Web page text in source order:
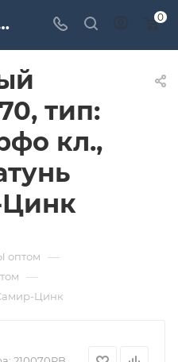
Цинк. Дверная и мебельная фурнитура САМИР-КИЛИТ | Оптовые поставки 0
тип:
кл.,
Цинк
—
—
Цинк